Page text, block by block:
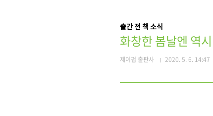
출간 전 책 소식
화창한 봄날엔 역
제이펍 출판사 2020. 5. 6. 14:47